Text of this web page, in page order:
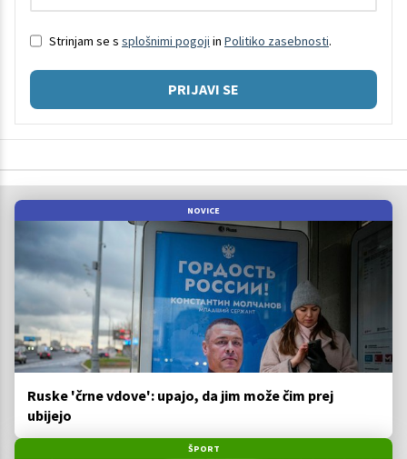
Strinjam se s splošnimi pogoji in Politiko zasebnosti.
PRIJAVI SE
NOVICE
Ruske 'črne vdove': upajo, da jim može čim prej
ubijejo
ŠPORT